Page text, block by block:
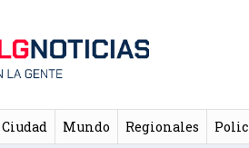
Ciudad Mundo Regionales